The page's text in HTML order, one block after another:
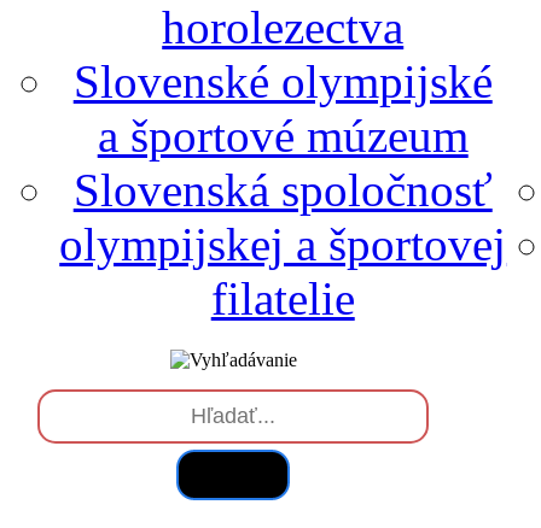
horolezectva
Slovenské olympijské
a športové múzeum
Slovenská spoločnosť
olympijskej a športovej
filatelie